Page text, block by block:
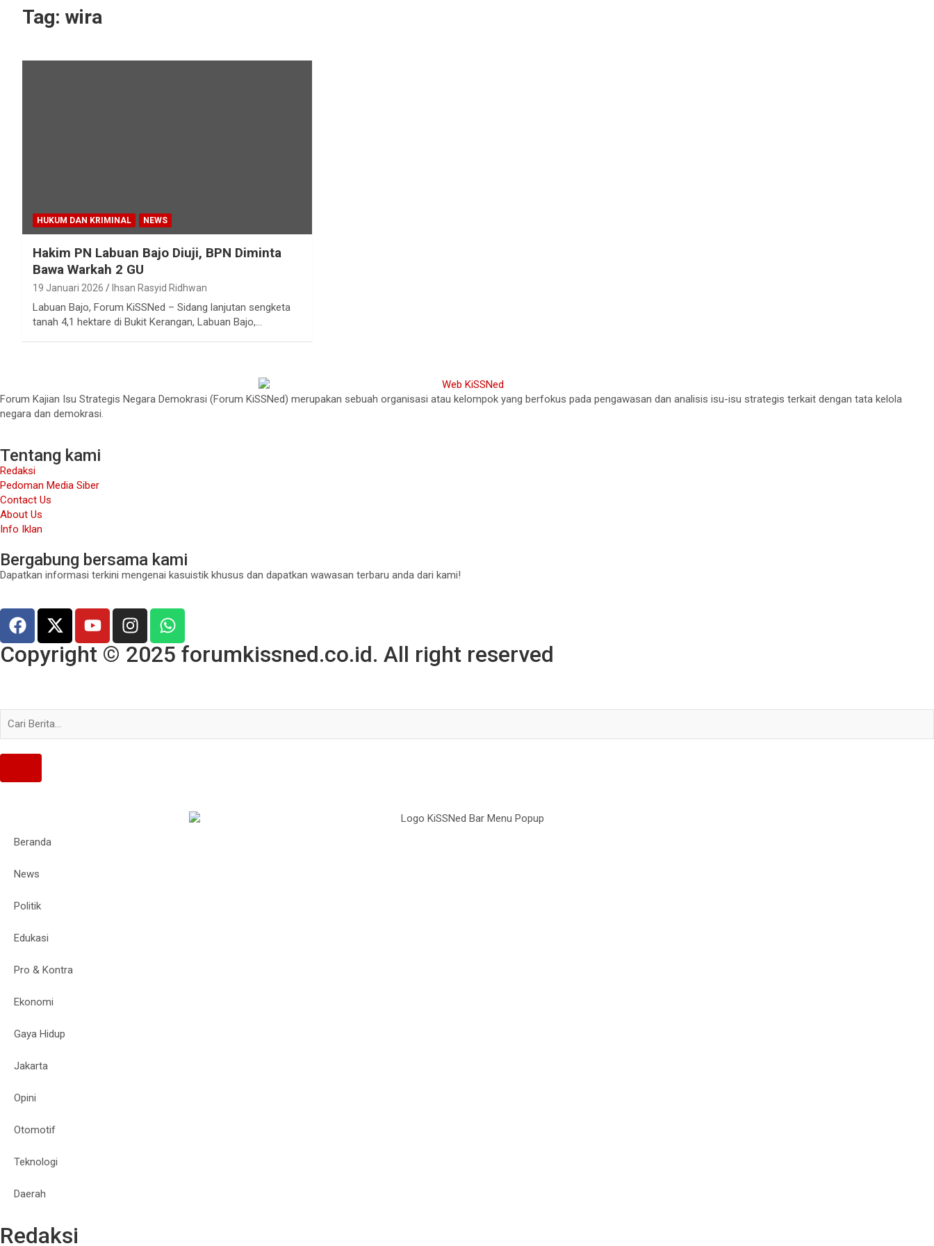
Tag: wira
HUKUM DAN KRIMINAL NEWS
Hakim PN Labuan Bajo Diuji, BPN Diminta
Bawa Warkah 2 GU
19 Januari 2026 Ihsan Rasyid Ridhwan
Labuan Bajo, Forum KiSSNed – Sidang lanjutan sengketa
tanah 4,1 hektare di Bukit Kerangan, Labuan Bajo,…
Forum Kajian Isu Strategis Negara Demokrasi (Forum KiSSNed) merupakan sebuah organisasi atau kelompok yang berfokus pada pengawasan dan analisis isu-isu strategis terkait dengan tata kelola
negara dan demokrasi.
Tentang kami
Redaksi
Pedoman Media Siber
Contact Us
About Us
Info Iklan
Bergabung bersama kami
Dapatkan informasi terkini mengenai kasuistik khusus dan dapatkan wawasan terbaru anda dari kami!
Copyright © 2025 forumkissned.co.id. All right reserved
Beranda
News
Politik
Edukasi
Pro & Kontra
Ekonomi
Gaya Hidup
Jakarta
Opini
Otomotif
Teknologi
Daerah
Redaksi